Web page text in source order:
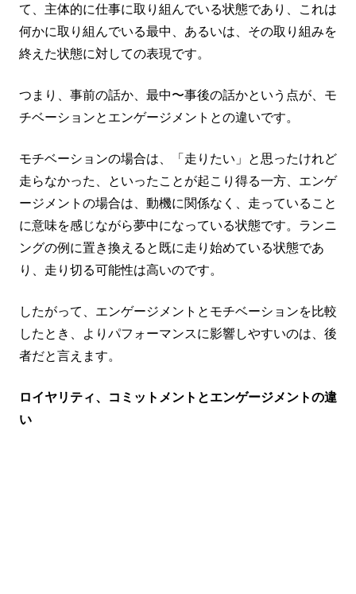
て、主体的に仕事に取り組んでいる状態であり、これは
何かに取り組んでいる最中、あるいは、その取り組みを
終えた状態に対しての表現です。
つまり、事前の話か、最中〜事後の話かという点が、モ
チベーションとエンゲージメントとの違いです。
モチベーションの場合は、「走りたい」と思ったけれど
走らなかった、といったことが起こり得る一方、エンゲ
ージメントの場合は、動機に関係なく、走っていること
に意味を感じながら夢中になっている状態です。ランニ
ングの例に置き換えると既に走り始めている状態であ
り、走り切る可能性は高いのです。
したがって、エンゲージメントとモチベーションを比較
したとき、よりパフォーマンスに影響しやすいのは、後
者だと言えます。
ロイヤリティ、コミットメントとエンゲージメントの違
い